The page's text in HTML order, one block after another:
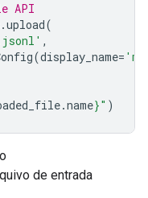
API
.upload(
,
(display_name=
.name}" )
de entrada